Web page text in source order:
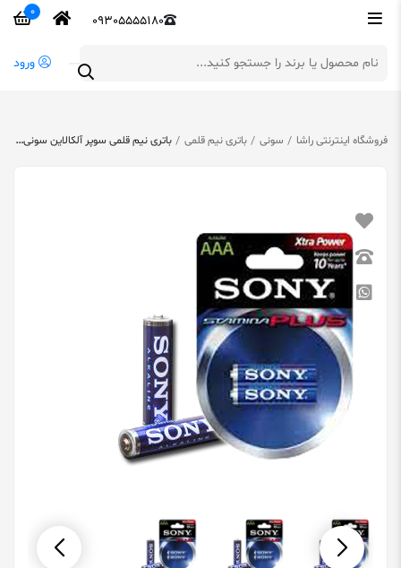
09305555180
0
ورود
فروشگاه اینترنتی راشا سونی باتری نیم قلمی باتری نیم قلمی سوپر آلکالاین سونی مدل Stamina Plus